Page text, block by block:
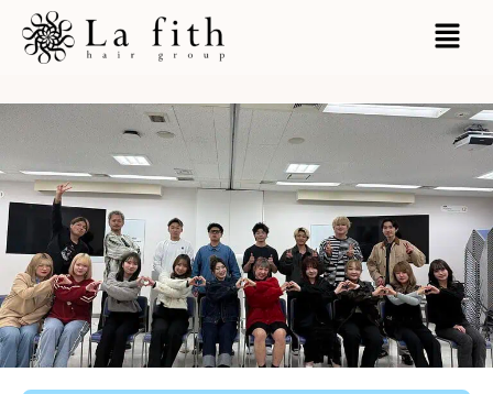
内
容
を
キ
ッ
プ
MAIN